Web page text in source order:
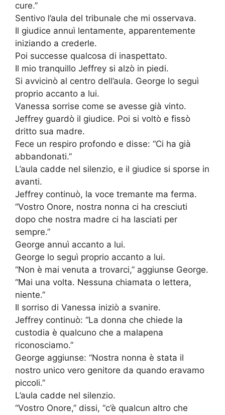
cure.”
Sentivo l’aula del tribunale che mi osservava.
Il giudice annuì lentamente, apparentemente
iniziando a crederle.
Poi successe qualcosa di inaspettato.
Il mio tranquillo Jeffrey si alzò in piedi.
Si avvicinò al centro dell’aula. George lo seguì
proprio accanto a lui.
Vanessa sorrise come se avesse già vinto.
Jeffrey guardò il giudice. Poi si voltò e fissò
dritto sua madre.
Fece un respiro profondo e disse: “Ci ha già
abbandonati.”
L’aula cadde nel silenzio, e il giudice si sporse in
avanti.
Jeffrey continuò, la voce tremante ma ferma.
“Vostro Onore, nostra nonna ci ha cresciuti
dopo che nostra madre ci ha lasciati per
sempre.”
George annuì accanto a lui.
George lo seguì proprio accanto a lui.
“Non è mai venuta a trovarci,” aggiunse George.
“Mai una volta. Nessuna chiamata o lettera,
niente.”
Il sorriso di Vanessa iniziò a svanire.
Jeffrey continuò: “La donna che chiede la
custodia è qualcuno che a malapena
riconosciamo.”
George aggiunse: “Nostra nonna è stata il
nostro unico vero genitore da quando eravamo
piccoli.”
L’aula cadde nel silenzio.
“Vostro Onore,” dissi, “c’è qualcun altro che